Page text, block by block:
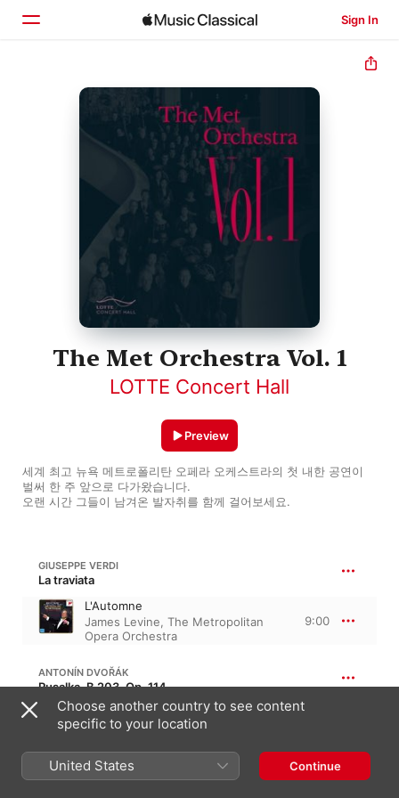
Sign In
Home
Browse
The Met Orchestra Vol. 1
LOTTE Concert Hall
세계 최고 뉴욕 메트로폴리탄 오페라 오케스트라의 첫 내한 공연이
벌써 한 주 앞으로 다가왔습니다.
오랜 시간 그들이 남겨온 발자취를 함께 걸어보세요.
Preview
GIUSEPPE VERDI
La traviata
L'Automne
James Levine, The Metropolitan
Opera Orchestra
9:00
ANTONÍN DVOŘÁK
Rusalka, B 203, Op. 114
Ballet (Live)
The Metropolitan Opera
RICHARD WAGNER
Choose another country to see content
specific to your location
United States Continue